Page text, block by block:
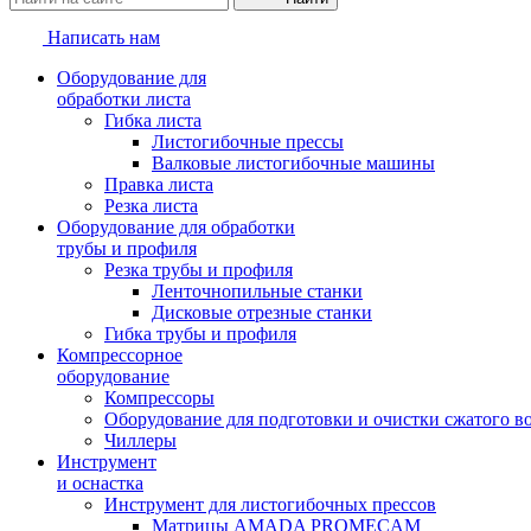
Написать нам
Оборудование для
обработки листа
Гибка листа
Листогибочные прессы
Валковые листогибочные машины
Правка листа
Резка листа
Оборудование для обработки
трубы и профиля
Резка трубы и профиля
Ленточнопильные станки
Дисковые отрезные станки
Гибка трубы и профиля
Компрессорное
оборудование
Компрессоры
Оборудование для подготовки и очистки сжатого
Чиллеры
Инструмент
и оснастка
Инструмент для листогибочных прессов
Матрицы AMADA PROMECAM